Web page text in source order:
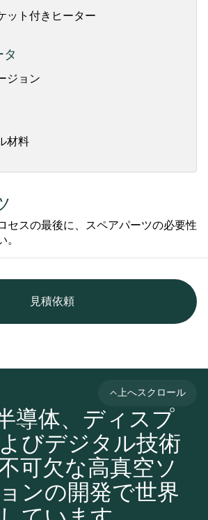
ット付きヒーター
ジョン
材料
セスの最後に、スペアパーツの必要性
見積依頼
導体、ディスプ
びデジタル技術
可欠な高真空ソ
ンの開発で世界
上へスクロール